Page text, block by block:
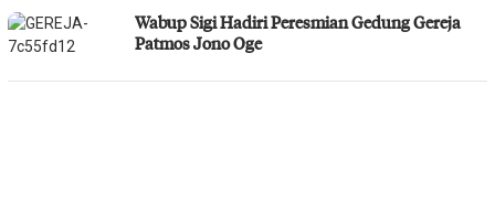
Wabup Sigi Hadiri Peresmian Gedung Gereja
Patmos Jono Oge